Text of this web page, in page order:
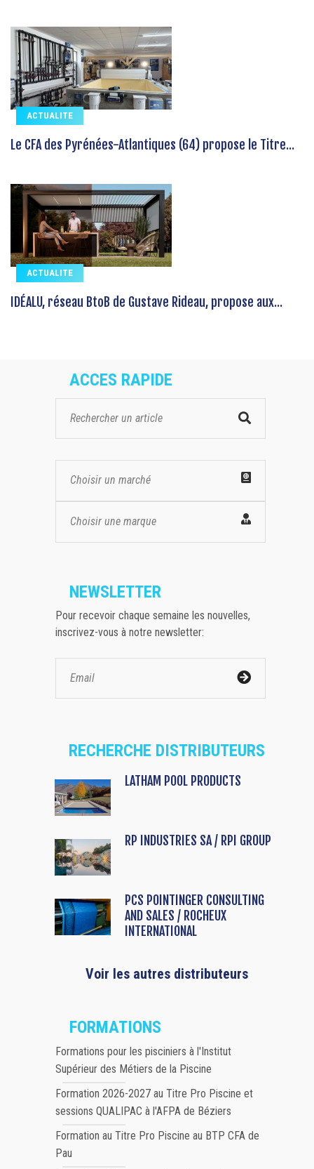
ACTUALITE
Le CFA des Pyrénées-Atlantiques (64) propose le Titre...
ACTUALITE
IDÉALU, réseau BtoB de Gustave Rideau, propose aux...
ACCES RAPIDE
Choisir un marché
Choisir une marque
NEWSLETTER
Pour recevoir chaque semaine les nouvelles,
inscrivez-vous à notre newsletter:
RECHERCHE DISTRIBUTEURS
LATHAM POOL PRODUCTS
RP INDUSTRIES SA / RPI GROUP
PCS POINTINGER CONSULTING
AND SALES / ROCHEUX
INTERNATIONAL
Voir les autres distributeurs
FORMATIONS
Formations pour les pisciniers à l'Institut
Supérieur des Métiers de la Piscine
Formation 2026-2027 au Titre Pro Piscine et
sessions QUALIPAC à l'AFPA de Béziers
Formation au Titre Pro Piscine au BTP CFA de
Pau